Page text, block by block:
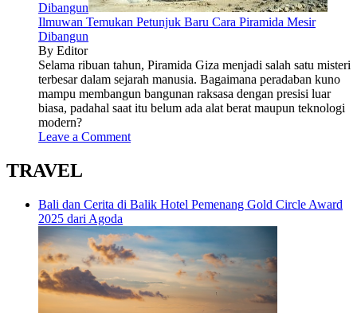
Dibangun
Ilmuwan Temukan Petunjuk Baru Cara Piramida Mesir
Dibangun
By Editor
Selama ribuan tahun, Piramida Giza menjadi salah satu misteri
terbesar dalam sejarah manusia. Bagaimana peradaban kuno
mampu membangun bangunan raksasa dengan presisi luar
biasa, padahal saat itu belum ada alat berat maupun teknologi
modern?
Leave a Comment
TRAVEL
Bali dan Cerita di Balik Hotel Pemenang Gold Circle Award
2025 dari Agoda